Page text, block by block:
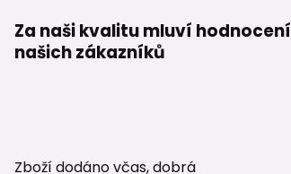
Za naši kvalitu mluví hodnocení
našich zákazníků
Zboží dodáno včas, dobrá